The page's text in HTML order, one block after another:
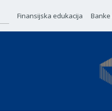
Finansijska edukacija Banke